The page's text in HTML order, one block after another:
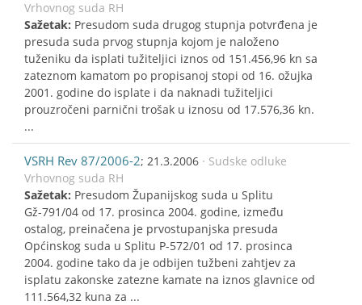
Vrhovnog suda RH
Sažetak: Presudom suda drugog stupnja potvrđena je
presuda suda prvog stupnja kojom je naloženo
tuženiku da isplati tužiteljici iznos od 151.456,96 kn sa
zateznom kamatom po propisanoj stopi od 16. ožujka
2001. godine do isplate i da naknadi tužiteljici
prouzročeni parnični trošak u iznosu od 17.576,36 kn.
...
VSRH Rev 87/2006-2; 21.3.2006 · Sudske odluke
Vrhovnog suda RH
Sažetak: Presudom Županijskog suda u Splitu
Gž-791/04 od 17. prosinca 2004. godine, između
ostalog, preinačena je prvostupanjska presuda
Općinskog suda u Splitu P-572/01 od 17. prosinca
2004. godine tako da je odbijen tužbeni zahtjev za
isplatu zakonske zatezne kamate na iznos glavnice od
111.564,32 kuna za ...